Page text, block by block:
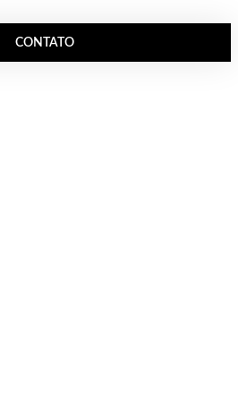
CONTATO